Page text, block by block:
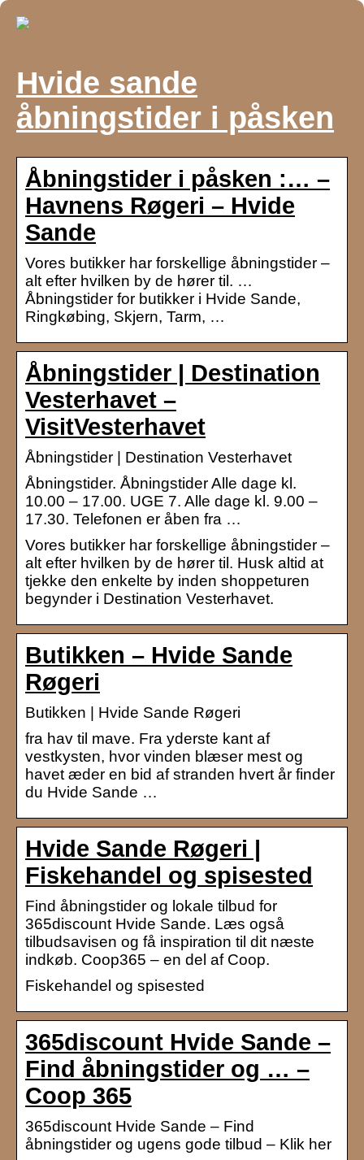
Hvide sande
åbningstider i påsken
Åbningstider i påsken :… –
Havnens Røgeri – Hvide
Sande
Vores butikker har forskellige åbningstider –
alt efter hvilken by de hører til. …
Åbningstider for butikker i Hvide Sande,
Ringkøbing, Skjern, Tarm, …
Åbningstider | Destination
Vesterhavet –
VisitVesterhavet
Åbningstider | Destination Vesterhavet
Åbningstider. Åbningstider Alle dage kl.
10.00 – 17.00. UGE 7. Alle dage kl. 9.00 –
17.30. Telefonen er åben fra …
Vores butikker har forskellige åbningstider –
alt efter hvilken by de hører til. Husk altid at
tjekke den enkelte by inden shoppeturen
begynder i Destination Vesterhavet.
Butikken – Hvide Sande
Røgeri
Butikken | Hvide Sande Røgeri
fra hav til mave. Fra yderste kant af
vestkysten, hvor vinden blæser mest og
havet æder en bid af stranden hvert år finder
du Hvide Sande …
Hvide Sande Røgeri |
Fiskehandel og spisested
Find åbningstider og lokale tilbud for
365discount Hvide Sande. Læs også
tilbudsavisen og få inspiration til dit næste
indkøb. Coop365 – en del af Coop.
Fiskehandel og spisested
365discount Hvide Sande –
Find åbningstider og … –
Coop 365
365discount Hvide Sande – Find
åbningstider og ugens gode tilbud – Klik her